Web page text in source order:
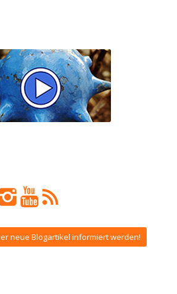
neue Blogartikel informiert werden!